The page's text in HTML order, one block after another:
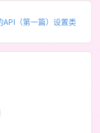
（第一篇）设置类